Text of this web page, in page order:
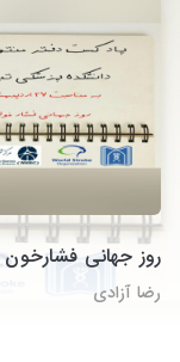
روز جهانی فشارخون
رضا آزادی